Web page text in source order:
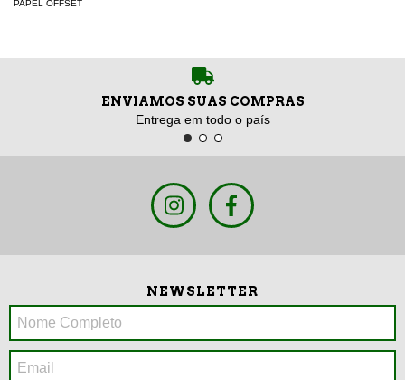
PAPEL OFFSET
ENVIAMOS SUAS COMPRAS
Entrega em todo o país
NEWSLETTER